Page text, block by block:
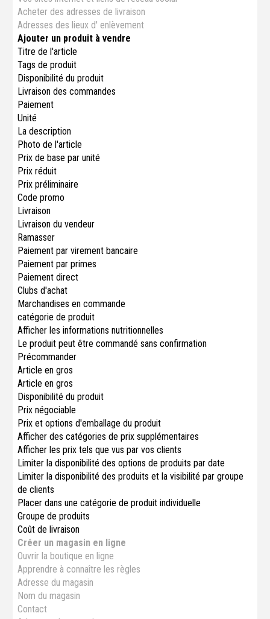
Acheter des adresses de livraison
Adresses des lieux d' enlèvement
Ajouter un produit à vendre
Titre de l'article
Tags de produit
Disponibilité du produit
Livraison des commandes
Paiement
Unité
La description
Photo de l'article
Prix ​​de base par unité
Prix ​​réduit
Prix ​​préliminaire
Code promo
Livraison
Livraison du vendeur
Ramasser
Paiement par virement bancaire
Paiement par primes
Paiement direct
Clubs d'achat
Marchandises en commande
catégorie de produit
Afficher les informations nutritionnelles
Le produit peut être commandé sans confirmation
Précommander
Article en gros
Article en gros
Disponibilité du produit
Prix ​​négociable
Prix ​​et options d'emballage du produit
Afficher des catégories de prix supplémentaires
Afficher les prix tels que vus par vos clients
Limiter la disponibilité des options de produits par date
Limiter la disponibilité des produits et la visibilité par groupe
de clients
Placer dans une catégorie de produit individuelle
Groupe de produits
Coût de livraison
Créer un magasin en ligne
Ouvrir la boutique en ligne
Apprendre à connaître les règles
Adresse du magasin
Nom du magasin
Contact